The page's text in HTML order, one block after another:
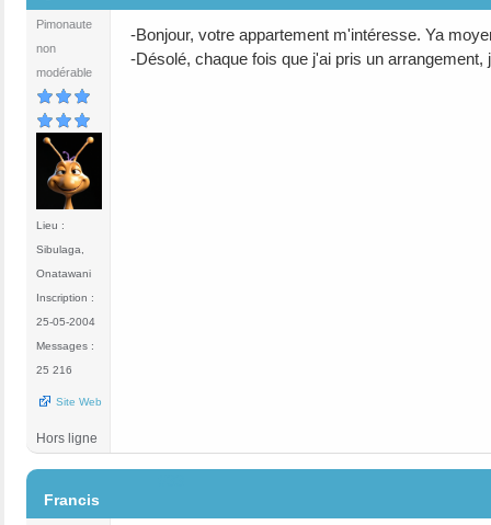
Pimonaute
non
modérable
Lieu :
Sibulaga,
Onatawani
Inscription :
25-05-2004
Messages :
25 216
Site Web
-Bonjour, votre appartement m'intéresse. Ya
-Désolé, chaque fois que j'ai pris un arrangement,
Hors ligne
Francis